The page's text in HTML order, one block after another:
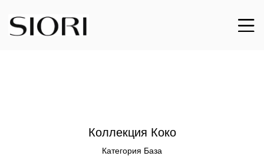
Коллекция Коко
Категория База